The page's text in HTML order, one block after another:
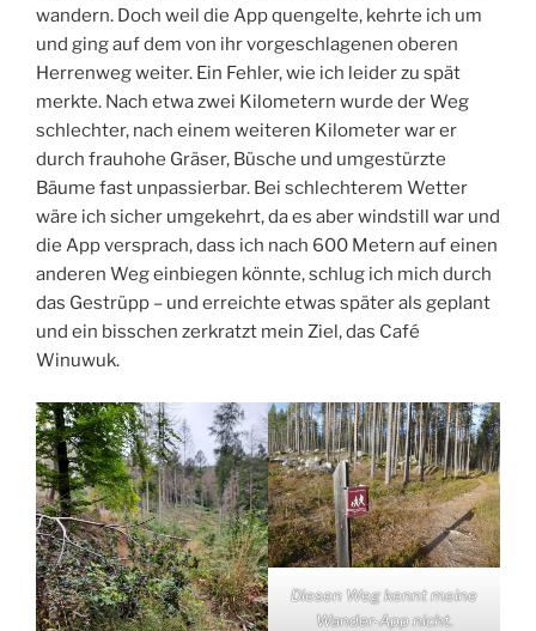
wandern. Doch weil die App quengelte, kehrte ich um
und ging auf dem von ihr vorgeschlagenen oberen
Herrenweg weiter. Ein Fehler, wie ich leider zu spät
merkte. Nach etwa zwei Kilometern wurde der Weg
schlechter, nach einem weiteren Kilometer war er
durch frauhohe Gräser, Büsche und umgestürzte
Bäume fast unpassierbar. Bei schlechterem Wetter
wäre ich sicher umgekehrt, da es aber windstill war und
die App versprach, dass ich nach 600 Metern auf einen
anderen Weg einbiegen könnte, schlug ich mich durch
das Gestrüpp – und erreichte etwas später als geplant
und ein bisschen zerkratzt mein Ziel, das Café
Winuwuk.
Diesen Weg kennt meine
Wander-App nicht.